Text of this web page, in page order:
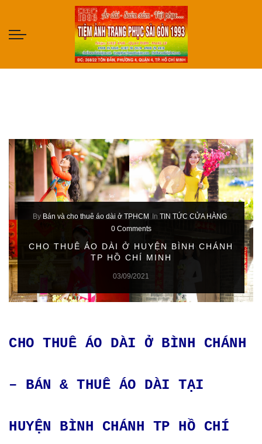
By Bán và cho thuê áo dài ở TPHCM In TIN TỨC CỬA HÀNG
0 Comments
CHO THUÊ ÁO DÀI Ở HUYỆN BÌNH CHÁNH
TP HỒ CHÍ MINH
03/09/2021
CHO THUÊ ÁO DÀI Ở BÌNH CHÁNH
– BÁN & THUÊ ÁO DÀI TẠI
HUYỆN BÌNH CHÁNH TP HỒ CHÍ